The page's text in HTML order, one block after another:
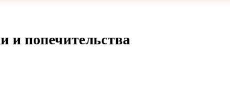
и попечительства